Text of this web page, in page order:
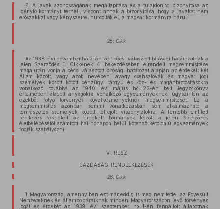
8. A javak azonosságának megállapítása és a tulajdonjog bizonyítása az
igénylő kormányt terheli, viszont annak a bizonyítása, hogy a javakat nem
erőszakkal vagy kényszerrel hurcolták el, a magyar kormányra hárul.
25. Cikk
Az 1938. évi november hó 2-án kelt bécsi választott bírósági határozatnak a
jelen Szerződés 1. Cikkének 4. bekezdésében elrendelt megsemmisítése
maga után vonja a bécsi választott bírósági határozat alapján az érdekelt két
Állam között, vagy azok nevében, avagy csehszlovák és magyar jogi
személyek között kötött pénzügyi tárgyú és köz- és magánbiztosításokra
vonatkozó, továbbá az 1940. évi május hó 22-én kelt Jegyzőkönyv
értelmében átadott anyagokra vonatkozó egyezményeknek, úgyszintén az
ezekből folyó törvényes következményeknek megsemmisítését. Ez a
megsemmisítés azonban semmi vonatkozásban sem alkalmazható a
természetes személyek között létrejött viszonylatokra. A fentebb említett
rendezés részleteit az érdekelt kormányok között a jelen Szerződés
életbelépésétől számított hat hónapon belül kötendő kétoldalú egyezmények
fogják szabályozni.
VI. RÉSZ
GAZDASÁGI RENDELKEZÉSEK
26. Cikk
1. Magyarország, amennyiben ezt már eddig is meg nem tette, az Egyesült
Nemzeteknek és állampolgáraiknak minden Magyarországon levő törvényes
jogát és érdekét az 1939. évi szeptember hó 1-én fennállott állapotnak